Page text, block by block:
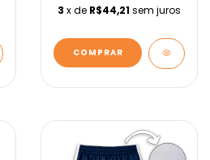
3 x de R$44,21sem juros
COMPRAR